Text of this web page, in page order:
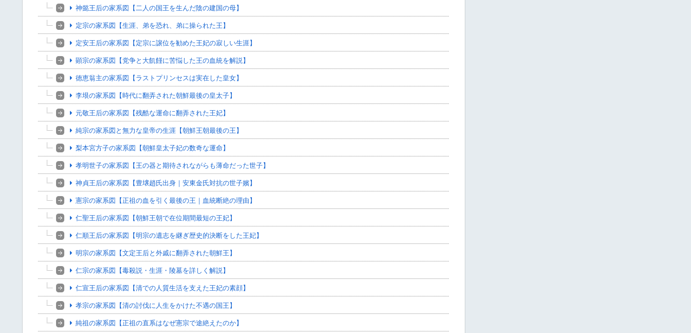
神懿王后の家系図【二人の国王を生んだ陰の建国の母】
定宗の家系図【生涯、弟を恐れ、弟に操られた王】
定安王后の家系図【定宗に譲位を勧めた王妃の寂しい生涯】
顕宗の家系図【党争と大飢饉に苦悩した王の血統を解説】
徳恵翁主の家系図【ラストプリンセスは実在した皇女】
李垠の家系図【時代に翻弄された朝鮮最後の皇太子】
元敬王后の家系図【残酷な運命に翻弄された王妃】
純宗の家系図と無力な皇帝の生涯【朝鮮王朝最後の王】
梨本宮方子の家系図【朝鮮皇太子妃の数奇な運命】
孝明世子の家系図【王の器と期待されながらも薄命だった世子】
神貞王后の家系図【豊壌趙氏出身｜安東金氏対抗の世子嬪】
憲宗の家系図【正祖の血を引く最後の王｜血統断絶の理由】
仁聖王后の家系図【朝鮮王朝で在位期間最短の王妃】
仁順王后の家系図【明宗の遺志を継ぎ歴史的決断をした王妃】
明宗の家系図【文定王后と外戚に翻弄された朝鮮王】
仁宗の家系図【毒殺説・生涯・陵墓を詳しく解説】
仁宣王后の家系図【清での人質生活を支えた王妃の素顔】
孝宗の家系図【清の討伐に人生をかけた不遇の国王】
純祖の家系図【正祖の直系はなぜ憲宗で途絶えたのか】